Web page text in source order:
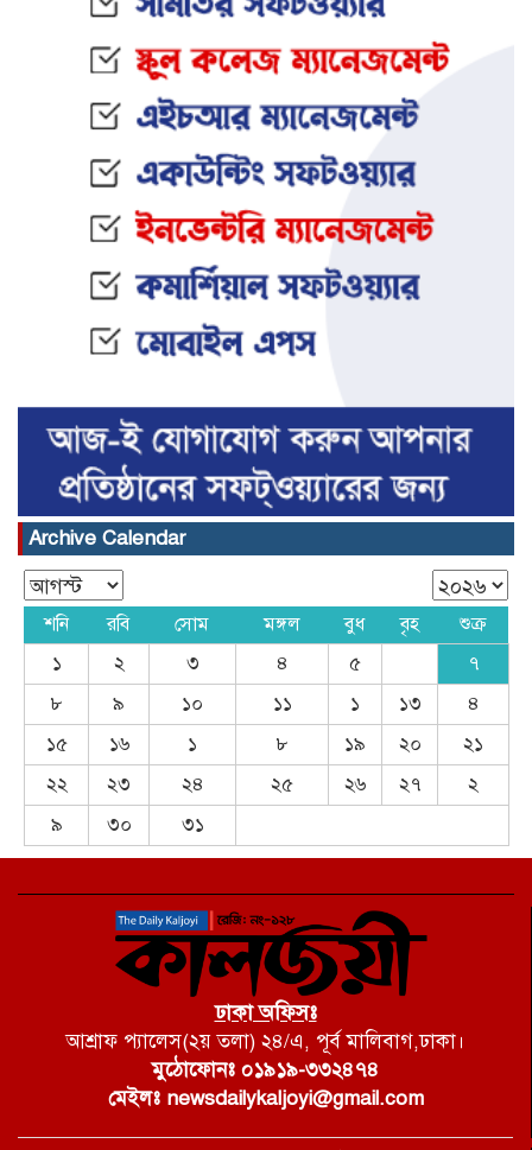
করে যুবকের আত্মহ ত্যা
Archive Calendar
শনি রবি সোম মঙ্গল বুধ বৃহ
শুক্র
১
২ ৩ ৪ ৫
৭
৮
৯ ১০ ১১ ১ ১৩
৪
১৫
১৬ ১ ৮ ১৯ ২০
২১
২২
২৩ ২৪ ২৫ ২৬ ২৭
২
৯
৩০ ৩১
ঢাকা অফিসঃ
আশ্রাফ প্যালেস(২য় তলা) ২৪/এ, পূর্ব মালিবাগ,ঢাকা।
মুঠোফোনঃ ০১৯১৯-৩৩২৪৭৪
মেইলঃ newsdailykaljoyi@gmail.com